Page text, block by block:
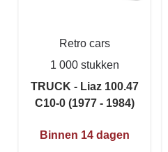
Retro cars
1 000 stukken
TRUCK - Liaz 100.47
C10-0 (1977 - 1984)
Binnen 14 dagen